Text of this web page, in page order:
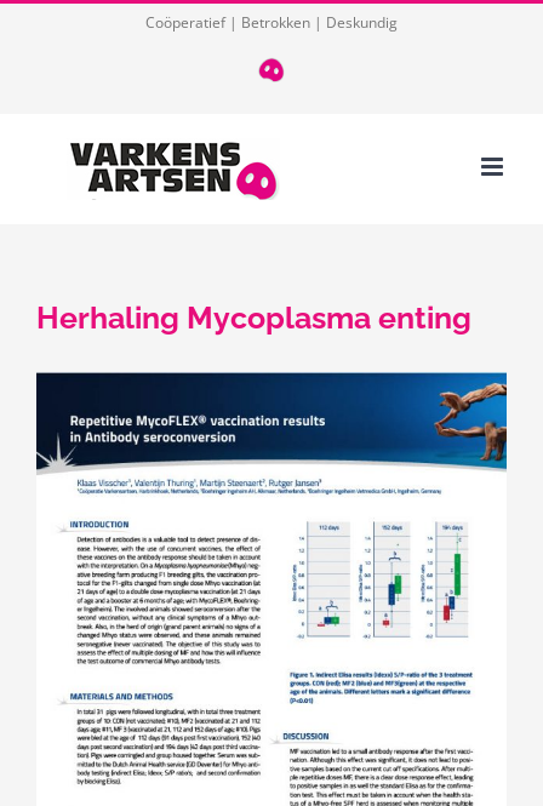
Coöperatief | Betrokken | Deskundig
T
085
Herhaling Mycoplasma enting